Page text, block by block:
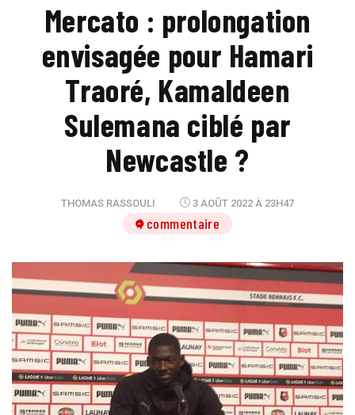
Mercato : prolongation
envisagée pour Hamari
Traoré, Kamaldeen
Sulemana ciblé par
Newcastle ?
THOMAS RASSOULI 3 AOÛT 2022 À 23H47
1 commentaire